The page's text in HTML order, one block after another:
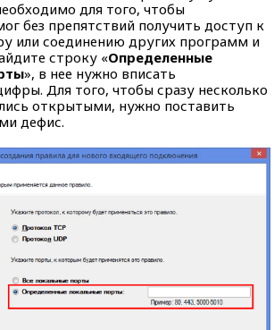
для того, чтобы
без препятствий получить доступ к
или соединению других программ и
строку «Определенные
», в нее нужно вписать
Для того, чтобы сразу несколько
открытыми, нужно поставить
дефис.